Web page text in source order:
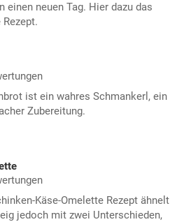
einen neuen Tag. Hier dazu das
ist ein wahres Schmankerl, ein
Zubereitung.
Käse-Omelette Rezept ähnelt
jedoch mit zwei Unterschieden,